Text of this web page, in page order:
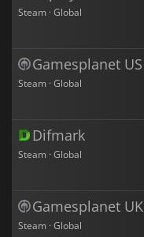
Steam · Global
Gamesplanet US
Steam · Global
Difmark
Steam · Global
Gamesplanet UK
Steam · Global